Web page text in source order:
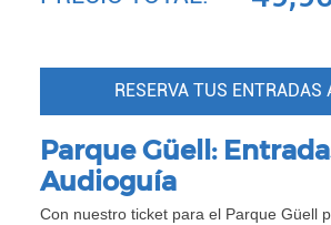
RESERVA TUS ENTRADAS
Parque Güell:
Audioguía
Con nuestro ticket para el Parque Güell